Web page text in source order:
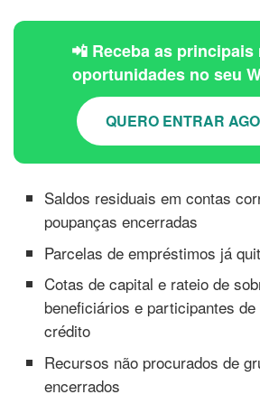
📲 Receba as
oportunidades no seu
QUERO ENTRAR
Saldos residuais em contas
poupanças encerradas
Parcelas de empréstimos já
Cotas de capital e rateio de
beneficiários e participantes
crédito
Recursos não procurados de
encerrados